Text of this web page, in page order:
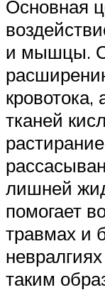
Основная
и мышцы.
тканей
лишней
помогает
травмах и
таким